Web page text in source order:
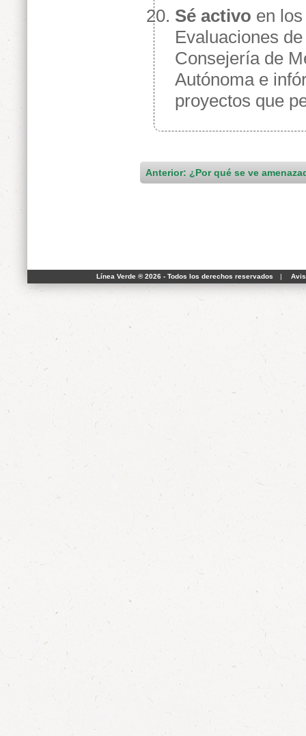
Sé activo en
Evaluaciones
Consejería de
Autónoma e
proyectos que
Anterior: ¿Por qué se ve
Línea Verde ® 2026 - Todos los derechos reservados |